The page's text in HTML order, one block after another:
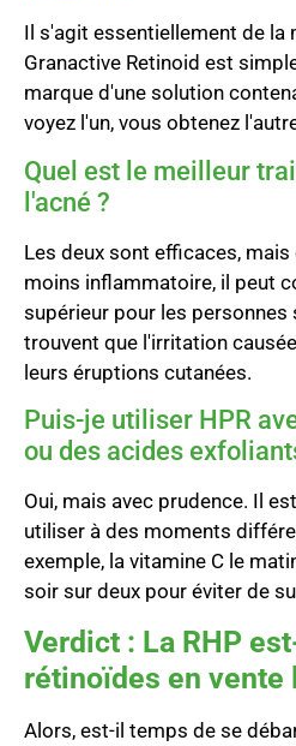
Il s'agit essentiellement de la
Granactive Retinoid est
marque d'une solution
voyez l'un, vous obtenez
Quel est le meilleur
l'acné ?
Les deux sont efficaces,
moins inflammatoire, il peut
supérieur pour les personnes
trouvent que l'irritation
leurs éruptions cutanées.
Puis-je utiliser HPR
ou des acides
Oui, mais avec prudence. Il
utiliser à des moments
exemple, la vitamine C le
soir sur deux pour éviter de
Verdict : La RHP
rétinoïdes en vente
Alors, est-il temps de se